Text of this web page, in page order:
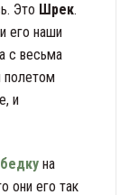
Это Шрек.
его наши
с весьма
полетом
и
на
они его так